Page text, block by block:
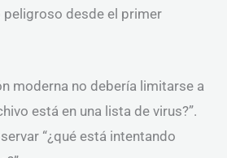
desde el primer
moderna no debería limitarse a
está en una lista de virus?”.
“¿qué está intentando